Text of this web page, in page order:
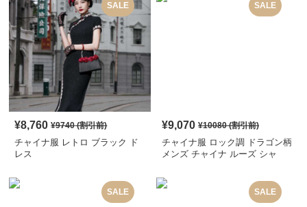
SALE
¥8,760 ¥9740(割引前)
チャイナ服 レトロ ブラック ド
レス
SALE
¥9,070 ¥10080(割引前)
チャイナ服 ロック調 ドラゴン柄
メンズ チャイナ ルーズ シャ
SALE SALE